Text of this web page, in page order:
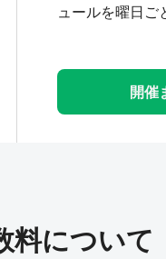
ュールを曜日ご
開催
料について